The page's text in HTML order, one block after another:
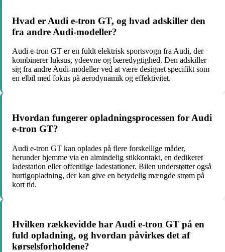
Hvad er Audi e-tron GT, og hvad adskiller den
fra andre Audi-modeller?
Audi e-tron GT er en fuldt elektrisk sportsvogn fra Audi, der
kombinerer luksus, ydeevne og bæredygtighed. Den adskiller
sig fra andre Audi-modeller ved at være designet specifikt som
en elbil med fokus på aerodynamik og effektivitet.
Hvordan fungerer opladningsprocessen for Audi
e-tron GT?
Audi e-tron GT kan oplades på flere forskellige måder,
herunder hjemme via en almindelig stikkontakt, en dedikeret
ladestation eller offentlige ladestationer. Bilen understøtter også
hurtigopladning, der kan give en betydelig mængde strøm på
kort tid.
Hvilken rækkevidde har Audi e-tron GT på en
fuld opladning, og hvordan påvirkes det af
kørselsforholdene?